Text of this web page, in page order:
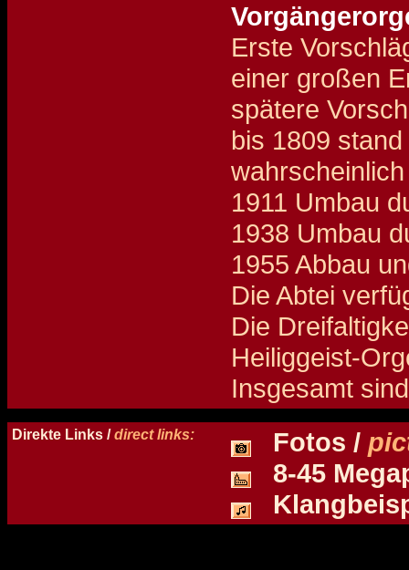
Erste
einer großen
spätere
bis 1809
1911 Umbau
1938 Umbau
1955 Abbau
Die Abtei
Die
Heiliggeist-
Insgesamt
Direkte Links /direct links: Fotos /
8-45